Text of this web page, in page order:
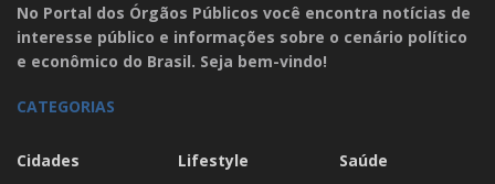
No Portal dos Órgãos Públicos você encontra notícias de
interesse público e informações sobre o cenário político
e econômico do Brasil. Seja bem-vindo!
CATEGORIAS
Cidades
Lifestyle
Saúde